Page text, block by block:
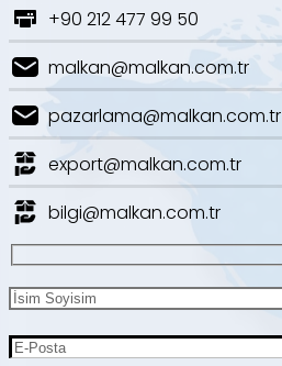
+90 212 477 99 50
malkan@malkan.com.tr
pazarlama@malkan.com.tr
export@malkan.com.tr
bilgi@malkan.com.tr